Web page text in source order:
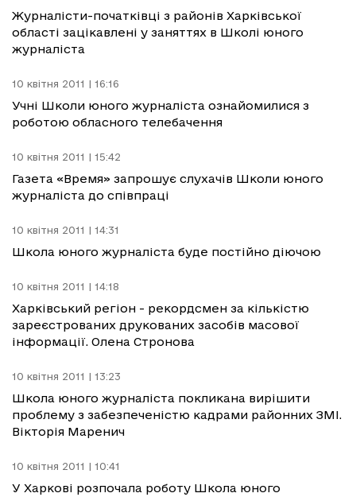
Журналісти-початківці з районів Харківської
області зацікавлені у заняттях в Школі юного
журналіста
10 квітня 2011 | 16:16
Учні Школи юного журналіста ознайомилися з
роботою обласного телебачення
10 квітня 2011 | 15:42
Газета «Время» запрошує слухачів Школи юного
журналіста до співпраці
10 квітня 2011 | 14:31
Школа юного журналіста буде постійно діючою
10 квітня 2011 | 14:18
Харківський регіон - рекордсмен за кількістю
зареєстрованих друкованих засобів масової
інформації. Олена Стронова
10 квітня 2011 | 13:23
Школа юного журналіста покликана вирішити
проблему з забезпеченістю кадрами районних ЗМІ.
Вікторія Маренич
10 квітня 2011 | 10:41
У Харкові розпочала роботу Школа юного